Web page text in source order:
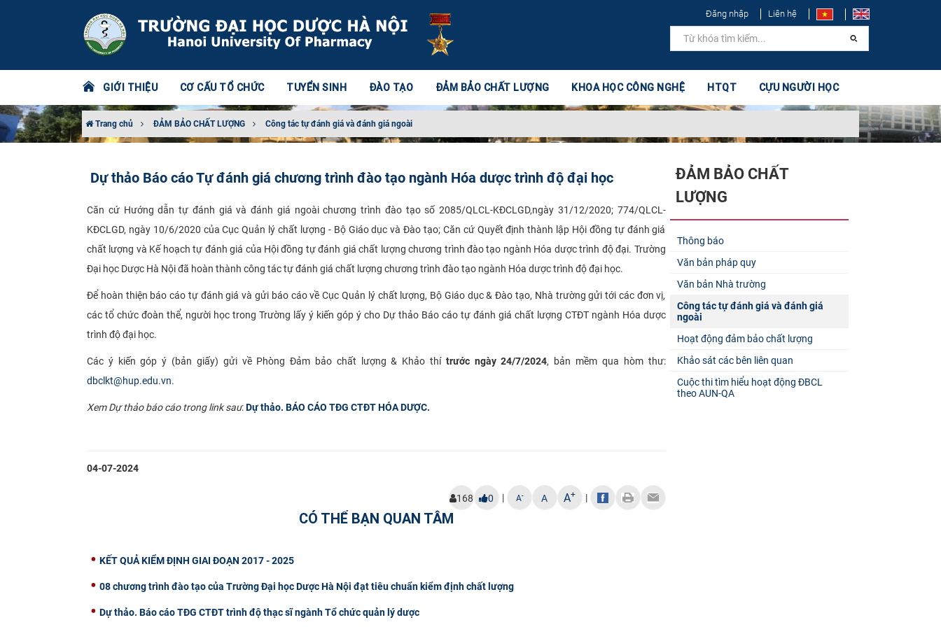
Đăng nhập Liên hệ
GIỚI THIỆU CƠ CẤU TỔ CHỨC TUYỂN SINH ĐÀO TẠO ĐẢM BẢO CHẤT LƯỢNG KHOA HỌC CÔNG NGHỆ HTQT CỰU NGƯỜI HỌC
Trang chủ ĐẢM BẢO CHẤT LƯỢNG Công tác tự đánh giá và đánh giá ngoài
Dự thảo Báo cáo Tự đánh giá chương trình đào tạo ngành Hóa dược trình độ đại học
Căn cứ Hướng dẫn tự đánh giá và đánh giá ngoài chương trình đào tạo số 2085/QLCL-KĐCLGD,ngày 31/12/2020; 774/QLCL-
KĐCLGD, ngày 10/6/2020 của Cục Quản lý chất lượng - Bộ Giáo dục và Đào tạo; Căn cứ Quyết định thành lập Hội đồng tự đánh giá
chất lượng và Kế hoạch tự đánh giá của Hội đồng tự đánh giá chất lượng chương trình đào tạo ngành Hóa dược trình độ đại. Trường
Đại học Dược Hà Nội đã hoàn thành công tác tự đánh giá chất lượng chương trình đào tạo ngành Hóa dược trình độ đại học.
Để hoàn thiện báo cáo tự đánh giá và gửi báo cáo về Cục Quản lý chất lượng, Bộ Giáo dục & Đào tạo, Nhà trường gửi tới các đơn vị,
các tổ chức đoàn thể, người học trong Trường lấy ý kiến góp ý cho Dự thảo Báo cáo tự đánh giá chất lượng CTĐT ngành Hóa dược
trình độ đại học.
Các ý kiến góp ý (bản giấy) gửi về Phòng Đảm bảo chất lượng & Khảo thí trước ngày 24/7/2024, bản mềm qua hòm thư:
dbclkt@hup.edu.vn.
Xem Dự thảo báo cáo trong link sau:Dự thảo. BÁO CÁO TĐG CTĐT HÓA DƯỢC.
04-07-2024
168 0 | A- A A+ |
CÓ THỂ BẠN QUAN TÂM
KẾT QUẢ KIỂM ĐỊNH GIAI ĐOẠN 2017 - 2025
08 chương trình đào tạo của Trường Đại học Dược Hà Nội đạt tiêu chuẩn kiểm định chất lượng
Dự thảo. Báo cáo TĐG CTĐT trình độ thạc sĩ ngành Tổ chức quản lý dược
ĐẢM BẢO CHẤT
LƯỢNG
Thông báo
Văn bản pháp quy
Văn bản Nhà trường
Công tác tự đánh giá và đánh giá
ngoài
Hoạt động đảm bảo chất lượng
Khảo sát các bên liên quan
Cuộc thi tìm hiểu hoạt động ĐBCL
theo AUN-QA